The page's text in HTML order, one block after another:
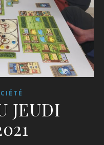
JEUDI